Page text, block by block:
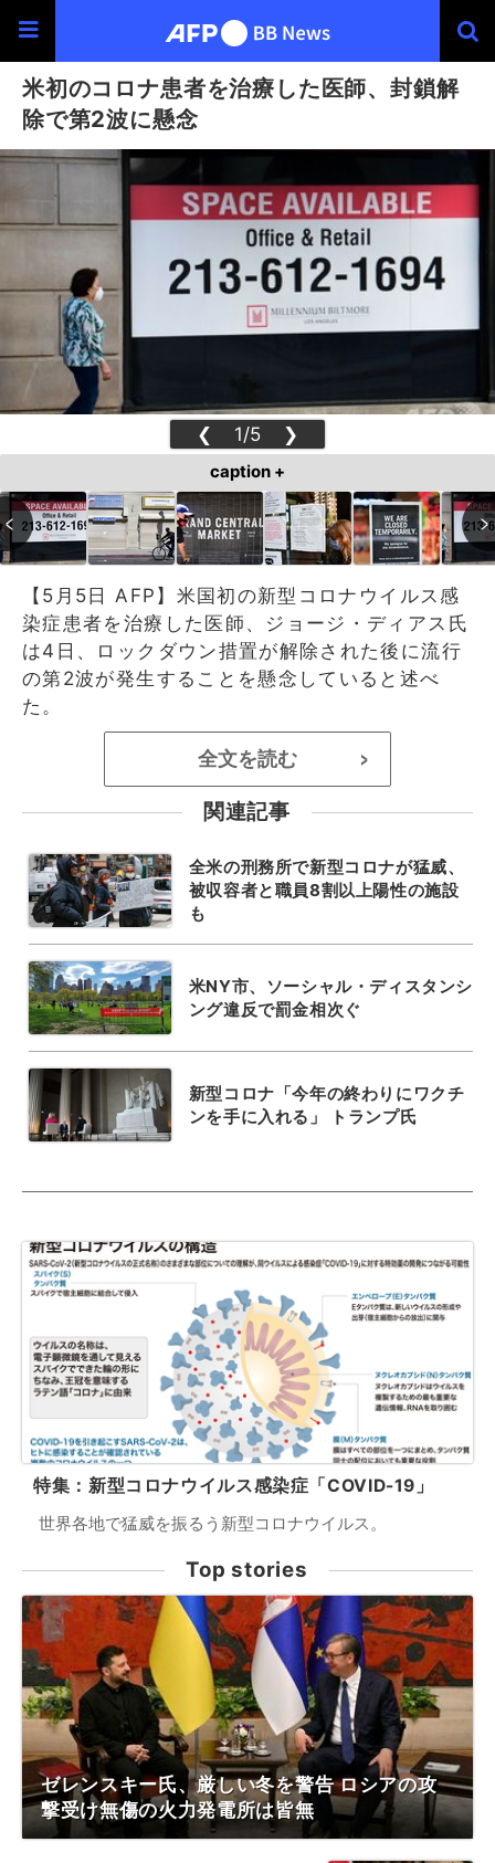
米初のコロナ患者を治療した医師、封鎖解
除で第2波に懸念
❮ 1/5 ❯
caption +
【5月5日 AFP】米国初の新型コロナウイルス感
染症患者を治療した医師、ジョージ・ディアス氏
は4日、ロックダウン措置が解除された後に流行
の第2波が発生することを懸念していると述べ
た。
全文を読む >
関連記事
全米の刑務所で新型コロナが猛威、
被収容者と職員8割以上陽性の施設
も
米NY市、ソーシャル・ディスタンシ
ング違反で罰金相次ぐ
新型コロナ「今年の終わりにワクチ
ンを手に入れる」 トランプ氏
特集：新型コロナウイルス感染症「COVID-19」
世界各地で猛威を振るう新型コロナウイルス。
Top stories
ゼレンスキー氏、厳しい冬を警告 ロシアの攻
撃受け無傷の火力発電所は皆無